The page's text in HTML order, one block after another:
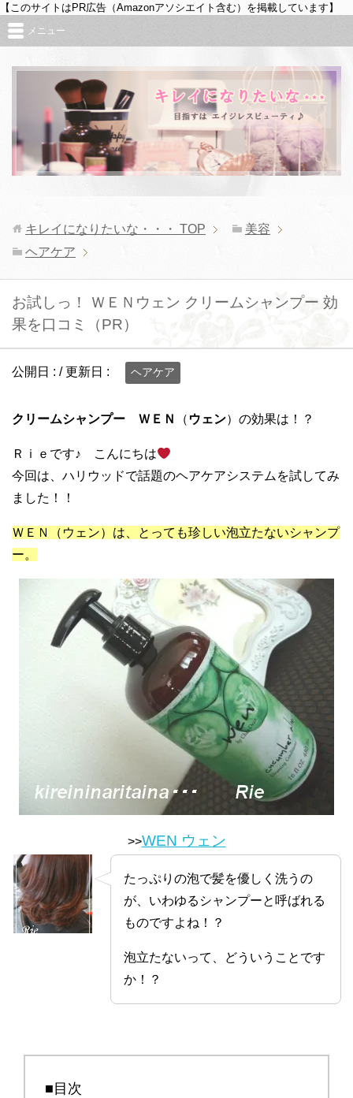
【このサイトはPR広告（Amazonアソシエイト含む）を掲載しています】
メニュー
キレイになりたいな・・・ TOP
美容
ヘアケア
お試しっ！ ＷＥＮウェン クリームシャンプー 効
果を口コミ（PR）
公開日 : / 更新日 : ヘアケア
クリームシャンプー ＷＥＮ （ ウェン）の効果は！？
Ｒｉｅです♪ こんにちは
今回は、ハリウッドで話題のヘアケアシステムを試してみ
ました！！
ＷＥＮ（ウェン）は、とっても珍しい泡立たないシャンプ
ー。
>>WEN ウェン
たっぷりの泡で髪を優しく洗うの
が、いわゆるシャンプーと呼ばれる
ものですよね！？
泡立たないって、どういうことです
か！？
■目次